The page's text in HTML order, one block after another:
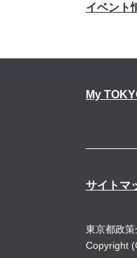
イベント
My
サイトマ
東京都政
Copyright